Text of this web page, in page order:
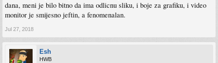
dana, meni je bilo bitno da ima odlicnu sliku, i boje za grafiku, i video
monitor je smijesno jeftin, a fenomenalan.
Jul 27, 2018
Esh
HWB